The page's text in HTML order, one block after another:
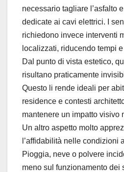
necessario tagliare l’asfalto
dedicate ai cavi elettrici. I
richiedono invece interventi
localizzati, riducendo tempi
Dal punto di vista estetico,
risultano praticamente
Questo li rende ideali per
residence e contesti
mantenere un impatto visivo
Un altro aspetto molto
l’affidabilità nelle condizioni
Pioggia, neve o polvere
meno sul funzionamento dei